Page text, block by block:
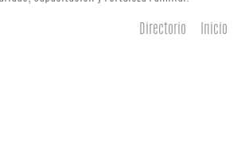
Directorio Inicio